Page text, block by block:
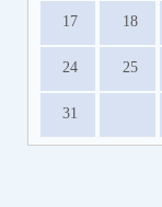
17 18
24 25
31